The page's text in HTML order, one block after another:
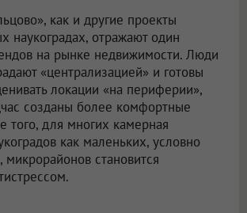
как и другие проекты
наукоградах, отражают один
на рынке недвижимости. Люди
«централизацией» и готовы
локации «на периферии»,
созданы более комфортные
того, для многих камерная
как маленьких, условно
микрорайонов становится